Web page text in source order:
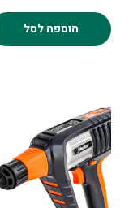
הוספה לסל